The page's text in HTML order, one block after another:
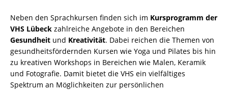
Neben den Sprachkursen finden sich im Kursprogramm der
VHS Lübeck zahlreiche Angebote in den Bereichen
Gesundheit und Kreativität. Dabei reichen die Themen von
gesundheitsfördernden Kursen wie Yoga und Pilates bis hin
zu kreativen Workshops in Bereichen wie Malen, Keramik
und Fotografie. Damit bietet die VHS ein vielfältiges
Spektrum an Möglichkeiten zur persönlichen